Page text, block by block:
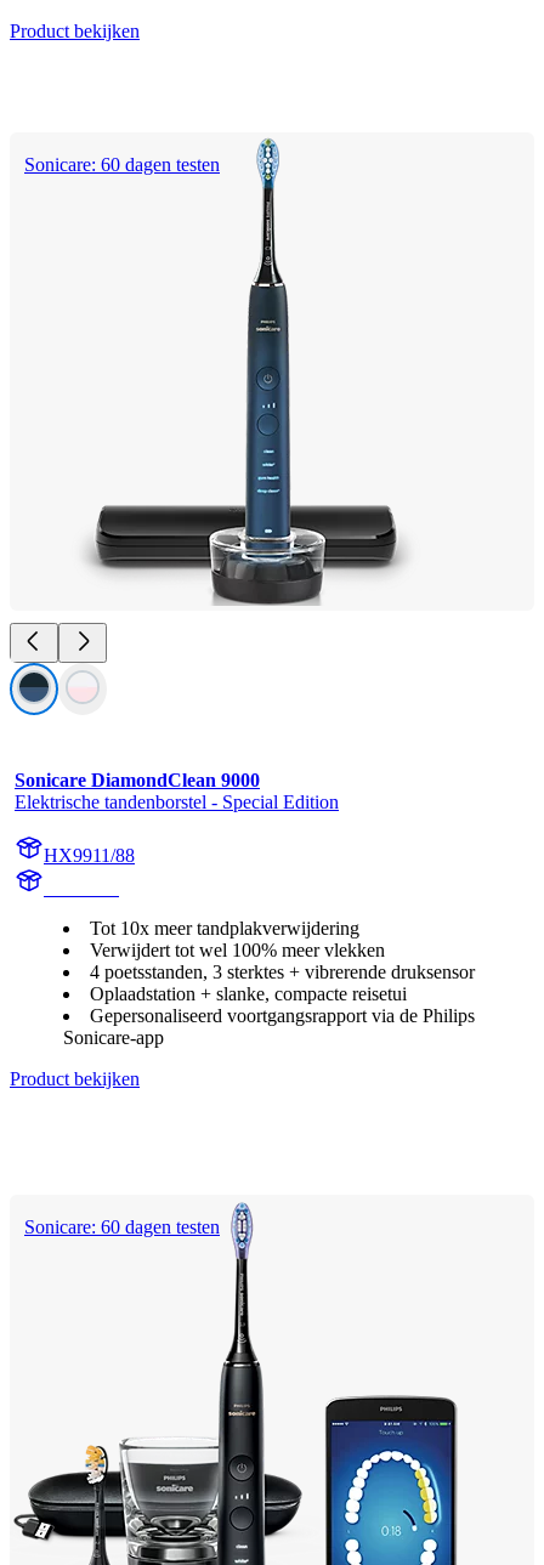
Product bekijken
Sonicare: 60 dagen testen
Sonicare DiamondClean 9000
Elektrische tandenborstel - Special Edition
HX9911/88
Tot 10x meer tandplakverwijdering
Verwijdert tot wel 100% meer vlekken
4 poetsstanden, 3 sterktes + vibrerende druksensor
Oplaadstation + slanke, compacte reisetui
Gepersonaliseerd voortgangsrapport via de Philips
Sonicare-app
Product bekijken
Sonicare: 60 dagen testen